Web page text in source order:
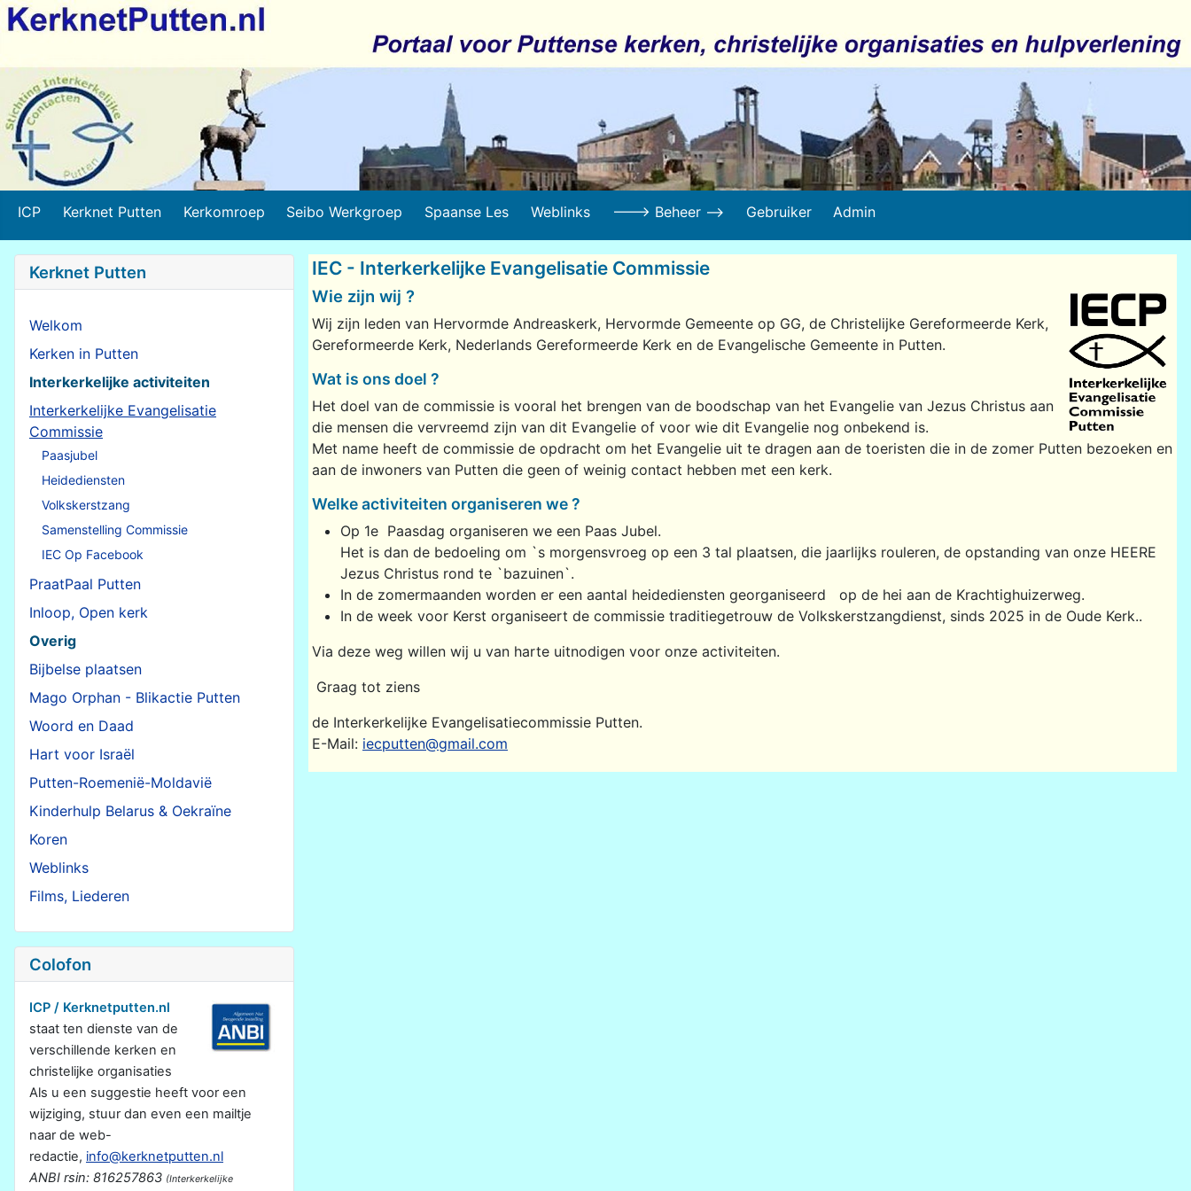
ICP Kerknet Putten Kerkomroep Seibo Werkgroep Spaanse Les Weblinks ---> Beheer --> Gebruiker Admin
Kerknet Putten
Welkom
Kerken in Putten
Interkerkelijke activiteiten
Interkerkelijke Evangelisatie
Commissie
Paasjubel
Heidediensten
Volkskerstzang
Samenstelling Commissie
IEC Op Facebook
PraatPaal Putten
Inloop, Open kerk
Overig
Bijbelse plaatsen
Mago Orphan - Blikactie Putten
Woord en Daad
Hart voor Israël
Putten-Roemenië-Moldavië
Kinderhulp Belarus & Oekraïne
Koren
Weblinks
Films, Liederen
Colofon
ICP / Kerknetputten.nl
staat ten dienste van de
verschillende kerken en
christelijke organisaties
Als u een suggestie heeft voor een
wijziging, stuur dan even een mailtje
naar de web-
redactie, info@kerknetputten.nl
ANBI rsin: 816257863 (Interkerkelijke
IEC - Interkerkelijke Evangelisatie Commissie
Wie zijn wij ?
Wij zijn leden van Hervormde Andreaskerk, Hervormde Gemeente op GG, de Christelijke Gereformeerde Kerk,
Gereformeerde Kerk, Nederlands Gereformeerde Kerk en de Evangelische Gemeente in Putten.
Wat is ons doel ?
Het doel van de commissie is vooral het brengen van de boodschap van het Evangelie van Jezus Christus aan
die mensen die vervreemd zijn van dit Evangelie of voor wie dit Evangelie nog onbekend is.
Met name heeft de commissie de opdracht om het Evangelie uit te dragen aan de toeristen die in de zomer Putten bezoeken en
aan de inwoners van Putten die geen of weinig contact hebben met een kerk.
Welke activiteiten organiseren we ?
Op 1e Paasdag organiseren we een Paas Jubel.
Het is dan de bedoeling om `s morgensvroeg op een 3 tal plaatsen, die jaarlijks rouleren, de opstanding van onze HEERE
Jezus Christus rond te `bazuinen`.
In de zomermaanden worden er een aantal heidediensten georganiseerd op de hei aan de Krachtighuizerweg.
In de week voor Kerst organiseert de commissie traditiegetrouw de Volkskerstzangdienst, sinds 2025 in de Oude Kerk..
Via deze weg willen wij u van harte uitnodigen voor onze activiteiten.
Graag tot ziens
de Interkerkelijke Evangelisatiecommissie Putten.
E-Mail: iecputten@gmail.com